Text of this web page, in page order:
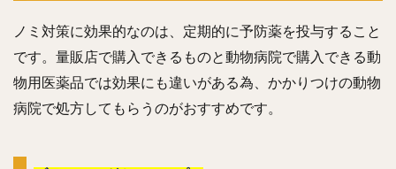
ノミ対策に効果的なのは、定期的に予防薬を投与すること
です。量販店で購入できるものと動物病院で購入できる動
物用医薬品では効果にも違いがある為、かかりつけの動物
病院で処方してもらうのがおすすめです。